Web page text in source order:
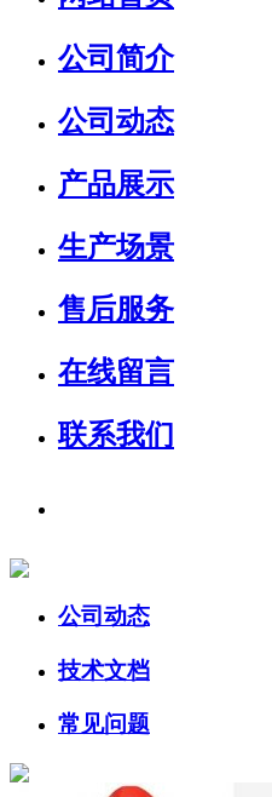
公司简介
公司动态
产品展示
生产场景
售后服务
在线留言
联系我们
公司动态
技术文档
常见问题